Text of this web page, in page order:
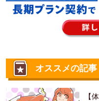
オススメの記事
【